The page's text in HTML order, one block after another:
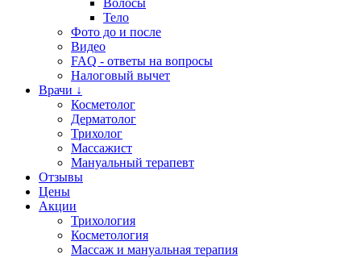
Волосы
Тело
Фото до и после
Видео
FAQ - ответы на вопросы
Налоговый вычет
Врачи ↓
Косметолог
Дерматолог
Трихолог
Массажист
Мануальный терапевт
Отзывы
Цены
Акции
Трихология
Косметология
Массаж и мануальная терапия